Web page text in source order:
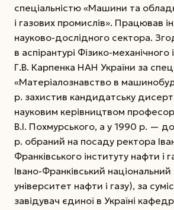
спеціальністю «Машини та
і газових промислів». Працював
науково-дослідного сектора.
в аспірантурі Фізико-механічного
Г.В. Карпенка НАН України за
«Матеріалознавство в
р. захистив кандидатську
науковим керівництвом
В.І. Похмурського, а у 1990 р. —
р. обраний на посаду ректора
Франківського інституту нафти і
Івано-Франківський національний
університет нафти і газу), за
завідувач єдиної в Україні